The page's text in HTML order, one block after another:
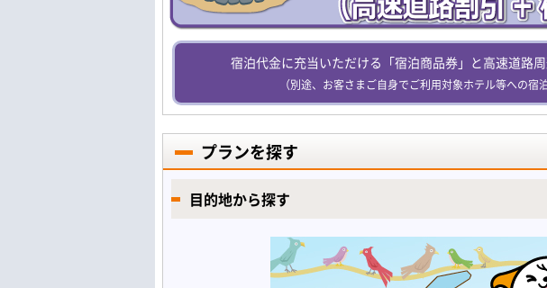
宿泊代金に充当いただける「宿泊商品券」と高速道路
（別途、お客さまご自身でご利用対象ホテル等への宿
プランを探す
目的地から探す